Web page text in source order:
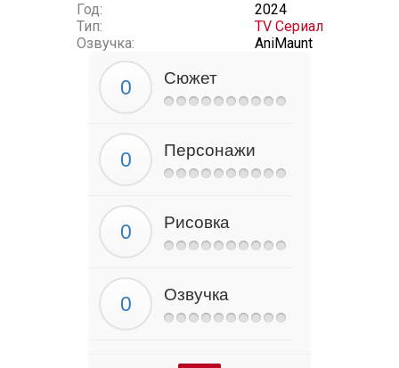
Год:
2024
Тип:
TV Сериал
Озвучка:
AniMaunt
Сюжет
Персонажи
Рисовка
Озвучка